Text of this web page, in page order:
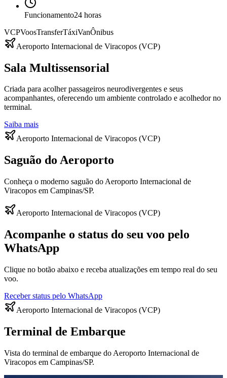
Funcionamento24 horas
VCPVoosTransferTáxiVanÔnibus
Aeroporto Internacional de Viracopos (VCP)
Sala Multissensorial
Criada para acolher passageiros neurodivergentes e seus
acompanhantes, oferecendo um ambiente controlado e acolhedor no
terminal.
Saiba mais
Aeroporto Internacional de Viracopos (VCP)
Saguão do Aeroporto
Conheça o moderno saguão do Aeroporto Internacional de
Viracopos em Campinas/SP.
Aeroporto Internacional de Viracopos (VCP)
Acompanhe o status do seu voo pelo
WhatsApp
Clique no botão abaixo e receba atualizações em tempo real do seu
voo.
Receber status pelo WhatsApp
Aeroporto Internacional de Viracopos (VCP)
Terminal de Embarque
Vista do terminal de embarque do Aeroporto Internacional de
Viracopos em Campinas/SP.